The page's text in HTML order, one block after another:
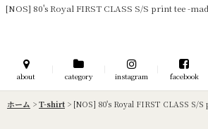
[NOS] 80's Royal FIRST CLASS S/S print tee -
about category instagram facebook
ホーム > T-shirt > [NOS] 80's Royal FIRST CLASS S/